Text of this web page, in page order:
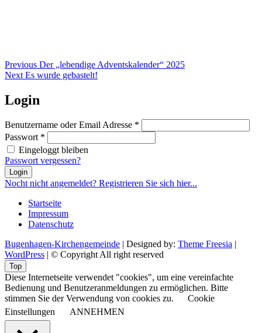
Beitragsnavigation
Previous Previous
post:
Der „lebendige Adventskalender“ 2025
Next Next
Es wurde gebastelt!
Login
Benutzername oder Email Adresse *
Passwort *
Eingeloggt bleiben
Passwort vergessen?
Login
Nocht nicht angemeldet? Registrieren Sie sich hier...
Startseite
Impressum
Datenschutz
Bugenhagen-Kirchengemeinde | Designed by: Theme Freesia |
WordPress | © Copyright All right reserved
Top
Diese Internetseite verwendet "cookies", um eine vereinfachte
Bedienung und Benutzeranmeldungen zu ermöglichen. Bitte
stimmen Sie der Verwendung von cookies zu.
Cookie
Einstellungen
ANNEHMEN